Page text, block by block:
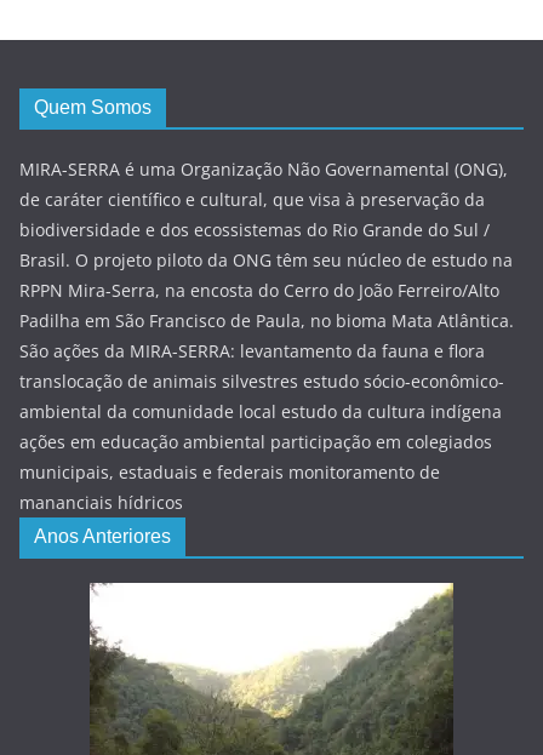
Quem Somos
MIRA-SERRA é uma Organização Não Governamental (ONG),
de caráter científico e cultural, que visa à preservação da
biodiversidade e dos ecossistemas do Rio Grande do Sul /
Brasil. O projeto piloto da ONG têm seu núcleo de estudo na
RPPN Mira-Serra, na encosta do Cerro do João Ferreiro/Alto
Padilha em São Francisco de Paula, no bioma Mata Atlântica.
São ações da MIRA-SERRA: levantamento da fauna e flora
translocação de animais silvestres estudo sócio-econômico-
ambiental da comunidade local estudo da cultura indígena
ações em educação ambiental participação em colegiados
municipais, estaduais e federais monitoramento de
mananciais hídricos
Anos Anteriores